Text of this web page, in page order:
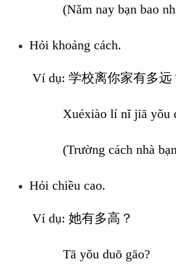
(Năm nay bạn bao
Hỏi khoảng cách.
Ví dụ: 学校离你家有多远
Xuéxiào lí nǐ jiā yǒu
(Trường cách nhà
Hỏi chiều cao.
Ví dụ: 她有多高？
Tā yǒu duō gāo?